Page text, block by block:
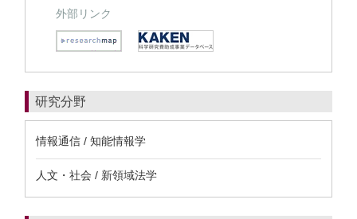
外部リンク
研究分野
情報通信 / 知能情報学
人文・社会 / 新領域法学